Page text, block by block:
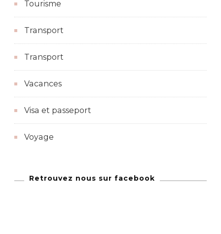
Tourisme
Transport
Transport
Vacances
Visa et passeport
Voyage
Retrouvez nous sur facebook